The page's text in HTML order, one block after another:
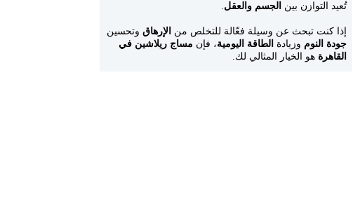
تُعيد التوازن بين الجسم والعقل.
إذا كنت تبحث عن وسيلة فعّالة للتخلص من الإرهاق وتحسين
جودة النوم وزيادة الطاقة اليومية، فإن مساج ريلاشين في
القاهرة هو الخيار المثالي لك.